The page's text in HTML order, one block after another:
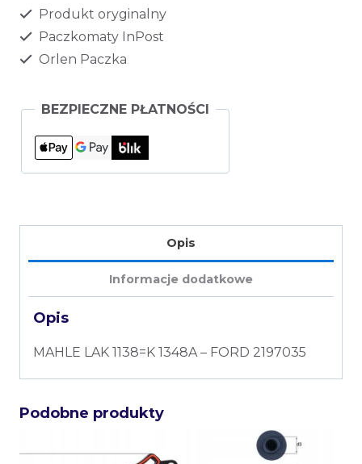
Produkt oryginalny
Paczkomaty InPost
Orlen Paczka
BEZPIECZNE PŁATNOŚCI
Opis
Informacje dodatkowe
Opis
MAHLE LAK 1138=K 1348A – FORD 2197035
Podobne produkty